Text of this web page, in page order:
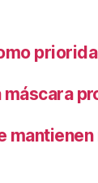
máscara